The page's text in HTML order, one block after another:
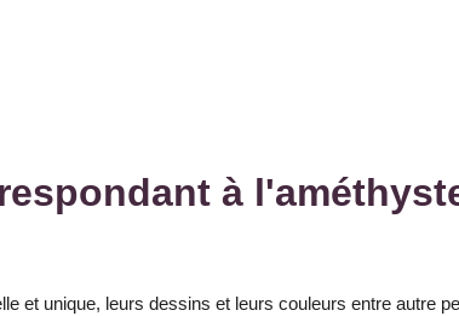
à
et unique, leurs dessins et leurs couleurs entre autre